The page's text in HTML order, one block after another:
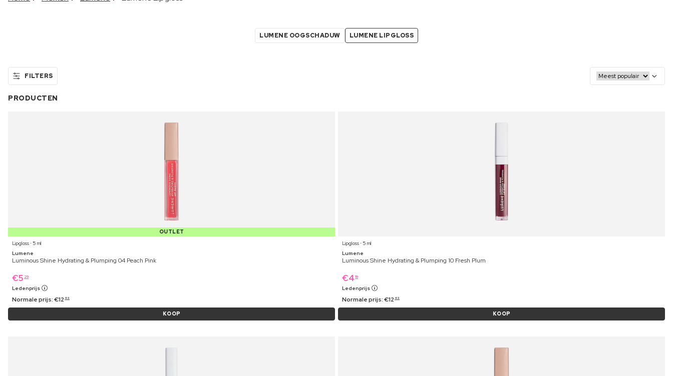
LUMENE OOGSCHADUW LUMENE LIPGLOSS
FILTERS
PRODUCTEN
OUTLET
Lipgloss ⋅ 5 ml
Lumene
Luminous Shine Hydrating & Plumping 04 Peach Pink
€5 29
Ledenprijs
Normale prijs:€12 49
KOOP
Lipgloss ⋅ 5 ml
Lumene
Luminous Shine Hydrating & Plumping 10 Fresh Plum
€4 19
Ledenprijs
Normale prijs:€12 49
KOOP